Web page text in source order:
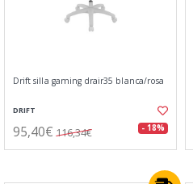
Drift silla gaming drair35 blanca/rosa
DRIFT
95,40€ 116,34€ - 18%